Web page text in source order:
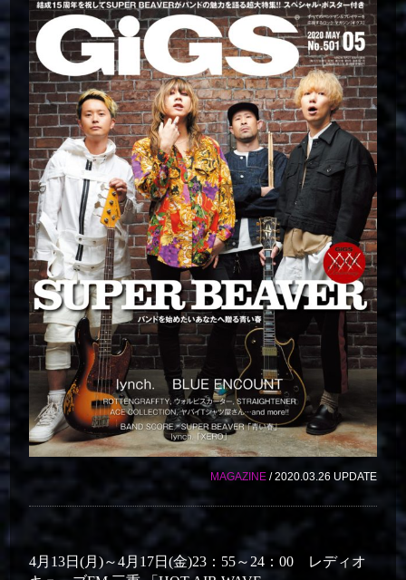
MAGAZINE/ 2020.03.26 UPDATE
4月13日(月)～4月17日(金)23：55～24：00 レディオ